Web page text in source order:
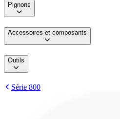
Pignons
Accessoires et composants
Outils
Série 800